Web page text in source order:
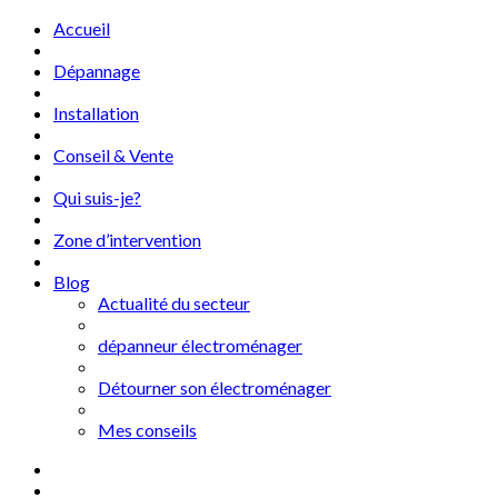
Accueil
Dépannage
Installation
Conseil & Vente
Qui suis-je?
Zone d’intervention
Blog
Actualité du secteur
dépanneur électroménager
Détourner son électroménager
Mes conseils